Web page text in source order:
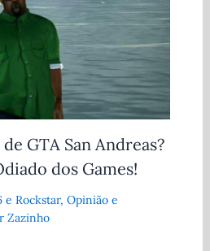
GTA San Andreas?
dos Games!
e Rockstar, Opinião e
Zazinho